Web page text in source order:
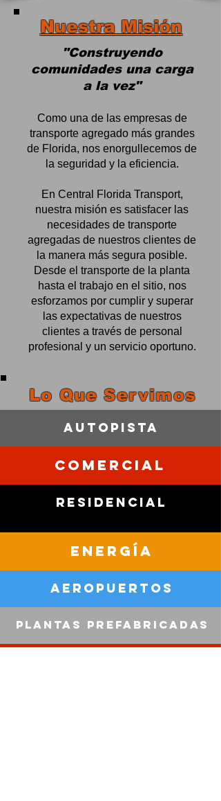
Nuestra Misión
"Construyendo
comunidades una carga
a la vez"
Como una de las empresas de
transporte agregado más grandes
de Florida, nos enorgullecemos de
la seguridad y la eficiencia.
En Central Florida Transport,
nuestra misión es satisfacer las
necesidades de transporte
agregadas de nuestros clientes de
la manera más segura posible.
Desde el transporte de la planta
hasta el trabajo en el sitio, nos
esforzamos por cumplir y superar
las expectativas de nuestros
clientes a través de personal
profesional y un servicio oportuno.
Lo Que Servimos
Autopista
comercial
Residencial
Ener gía
Aeropuertos
Plantas Prefabricadas